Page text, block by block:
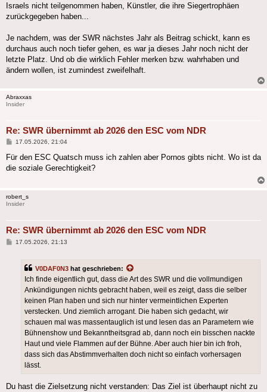
Israels nicht teilgenommen haben, Künstler, die ihre Siegertrophäen
zurückgegeben haben...
Je nachdem, was der SWR nächstes Jahr als Beitrag schickt, kann es
durchaus auch noch tiefer gehen, es war ja dieses Jahr noch nicht der
letzte Platz. Und ob die wirklich Fehler merken bzw. wahrhaben und
ändern wollen, ist zumindest zweifelhaft.
Abraxxas
Insider
Re: SWR übernimmt ab 2026 den ESC vom NDR
Beitrag
17.05.2026, 21:04
Für den ESC Quatsch muss ich zahlen aber Pornos gibts nicht. Wo ist da
die soziale Gerechtigkeit?
robert_s
Insider
Re: SWR übernimmt ab 2026 den ESC vom NDR
Beitrag
17.05.2026, 21:13
V0DAF0N3 hat geschrieben:
Ich finde eigentlich gut, dass die Art des SWR und die vollmundigen
Ankündigungen nichts gebracht haben, weil es zeigt, dass die selber
keinen Plan haben und sich nur hinter vermeintlichen Experten
verstecken. Und ziemlich arrogant. Die haben sich gedacht, wir
schauen mal was massentauglich ist und lesen das an Parametern wie
Bühnenshow und Bekanntheitsgrad ab, dann noch ein bisschen nackte
Haut und viele Flammen auf der Bühne. Aber auch hier bin ich froh,
dass sich das Abstimmverhalten doch nicht so einfach vorhersagen
lässt.
Du hast die Zielsetzung nicht verstanden: Das Ziel ist überhaupt nicht zu